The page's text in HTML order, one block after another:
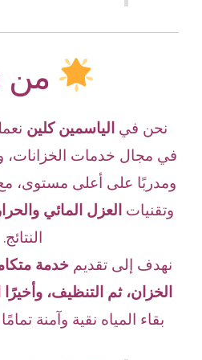
من
نحن في الياسمين كلين
في مجال خدمات الخزانات،
ومدربًا على أعلى مستوى،
وتقنياتالعزل المائي
النتائج.
نهدف إلى تقديم خدمة
الخزان، ثم التنظيف،
بقاء المياه نقية وآمنة